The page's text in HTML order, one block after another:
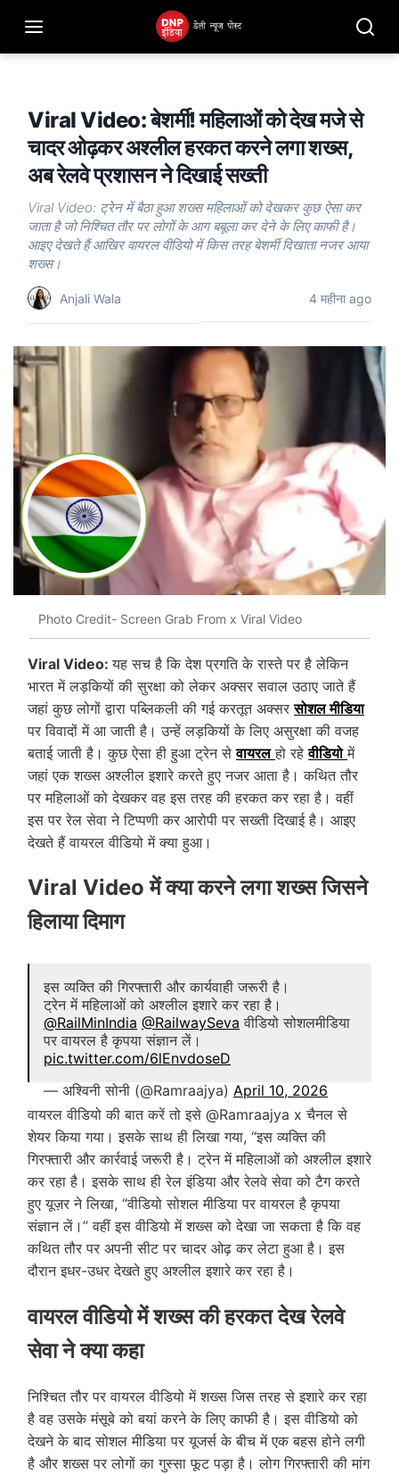
Viral Video: बेशर्मी! महिलाओं को देख मजे से
चादर ओढ़कर अश्लील हरकत करने लगा शख्स,
अब रेलवे प्रशासन ने दिखाई सख्ती
Viral Video: ट्रेन में बैठा हुआ शख्स महिलाओं को देखकर कुछ ऐसा कर
जाता है जो निश्चित तौर पर लोगों के आग बबूला कर देने के लिए काफी है।
आइए देखते हैं आखिर वायरल वीडियो में किस तरह बेशर्मी दिखाता नजर आया
शख्स।
Anjali Wala 4 महीना ago
Photo Credit- Screen Grab From x Viral Video
Viral Video:यह सच है कि देश प्रगति के रास्ते पर है लेकिन
भारत में लड़कियों की सुरक्षा को लेकर अक्सर सवाल उठाए जाते हैं
जहां कुछ लोगों द्वारा पब्लिकली की गई करतूत अक्सरसोशल मीडिया
पर विवादों में आ जाती है। उन्हें लड़कियों के लिए असुरक्षा की वजह
बताई जाती है। कुछ ऐसा ही हुआ ट्रेन सेवायरल हो रहेवीडियो में
जहां एक शख्स अश्लील इशारे करते हुए नजर आता है। कथित तौर
पर महिलाओं को देखकर वह इस तरह की हरकत कर रहा है। वहीं
इस पर रेल सेवा ने टिप्पणी कर आरोपी पर सख्ती दिखाई है। आइए
देखते हैं वायरल वीडियो में क्या हुआ।
Viral Video में क्या करने लगा शख्स जिसने
हिलाया दिमाग
इस व्यक्ति की गिरफ्तारी और कार्यवाही जरूरी है।
ट्रेन में महिलाओं को अश्लील इशारे कर रहा है।
@RailMinIndia @RailwaySeva वीडियो सोशलमीडिया
पर वायरल है कृपया संज्ञान लें।
pic.twitter.com/6lEnvdoseD
— अश्विनी सोनी (@Ramraajya) April 10, 2026
वायरल वीडियो की बात करें तो इसे @Ramraajya x चैनल से
शेयर किया गया। इसके साथ ही लिखा गया, “इस व्यक्ति की
गिरफ्तारी और कार्रवाई जरूरी है। ट्रेन में महिलाओं को अश्लील इशारे
कर रहा है। इसके साथ ही रेल इंडिया और रेलवे सेवा को टैग करते
हुए यूज़र ने लिखा, “वीडियो सोशल मीडिया पर वायरल है कृपया
संज्ञान लें।” वहीं इस वीडियो में शख्स को देखा जा सकता है कि वह
कथित तौर पर अपनी सीट पर चादर ओढ़ कर लेटा हुआ है। इस
दौरान इधर-उधर देखते हुए अश्लील इशारे कर रहा है।
वायरल वीडियो में शख्स की हरकत देख रेलवे
सेवा ने क्या कहा
निश्चित तौर पर वायरल वीडियो में शख्स जिस तरह से इशारे कर रहा
है वह उसके मंसूबे को बयां करने के लिए काफी है। इस वीडियो को
देखने के बाद सोशल मीडिया पर यूजर्स के बीच में एक बहस होने लगी
है और शख्स पर लोगों का गुस्सा फूट पड़ा है। लोग गिरफ्तारी की मांग